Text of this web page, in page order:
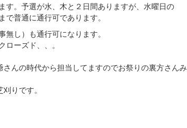
す。予選が水、木と２日間ありますが、水曜日の
普通に通行可であります。
し）も通行可になります。
ローズド、、。
んの時代から担当してますのでお祭りの裏方さんみ
りです。